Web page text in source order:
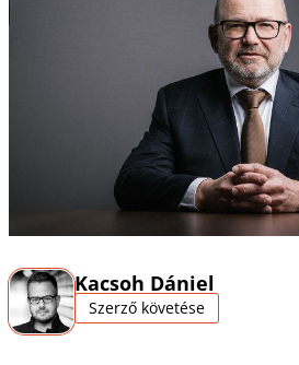
Kacsoh Dániel
Szerző követése